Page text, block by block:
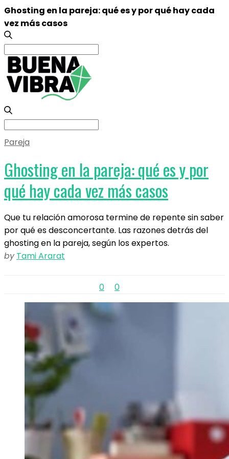
Ghosting en la pareja: qué es y por qué hay cada
vez más casos
Search
for:
Search
Pareja
Ghosting en la pareja: qué es y por
qué hay cada vez más casos
Que tu relación amorosa termine de repente sin saber
por qué es desconcertante. Las razones detrás del
ghosting en la pareja, según los expertos.
by Tami Ararat
0 0